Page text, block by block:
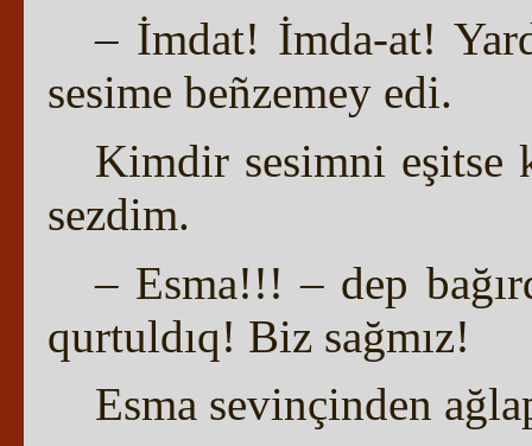
– İmdat! İmda-at!
sesime beñzemey edi.
Kimdir sesimni eşitse
sezdim.
– Esma!!! – dep
qurtuldıq! Biz sağmız!
Esma sevinçinden